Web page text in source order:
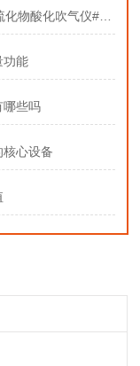
实验室前处理高效仪器如何选？#氮吹仪#硫化物酸化吹气仪#固相萃取装置
功能
哪些吗
心设备